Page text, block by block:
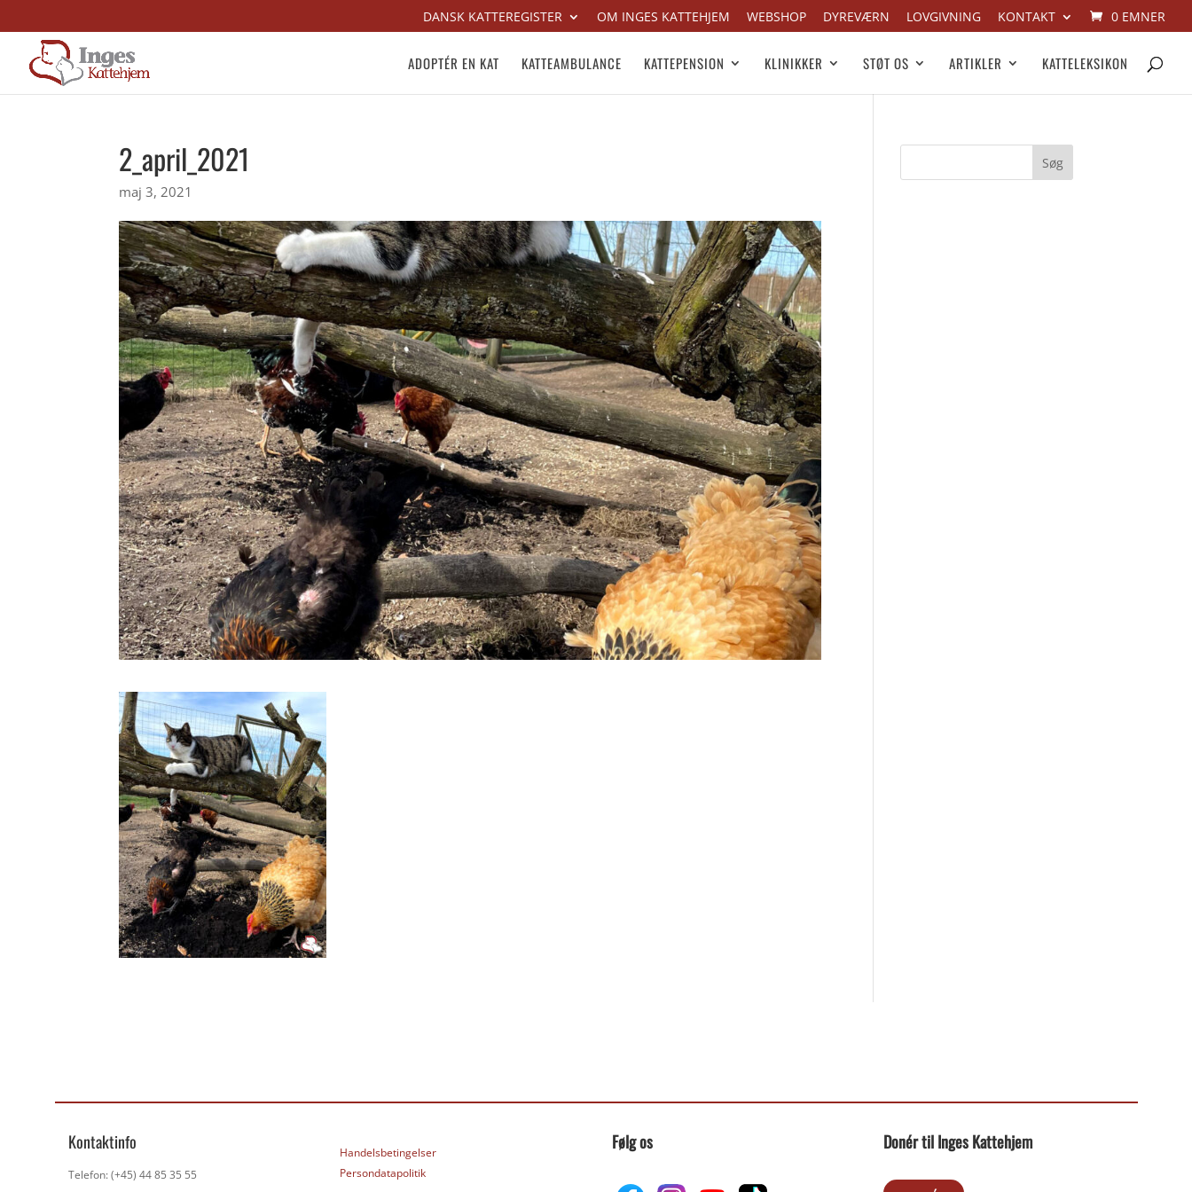
DANSK KATTEREGISTER OM INGES KATTEHJEM WEBSHOP DYREVÆRN LOVGIVNING KONTAKT 0 EMNER
ADOPTÉR EN KAT KATTEAMBULANCE KATTEPENSION KLINIKKER STØT OS ARTIKLER KATTELEKSIKON
2_april_2021
maj 3, 2021
Kontaktinfo
Telefon: (+45) 44 85 35 55
Handelsbetingelser
Persondatapolitik
Følg os Donér til Inges Kattehjem